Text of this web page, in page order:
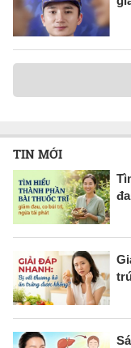
TIN MỚI